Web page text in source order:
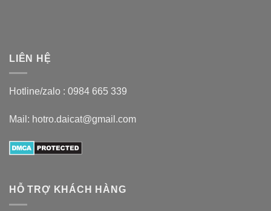
LIÊN HỆ
Hotline/zalo : 0984 665 339
Mail: hotro.daicat@gmail.com
HỖ TRỢ KHÁCH HÀNG